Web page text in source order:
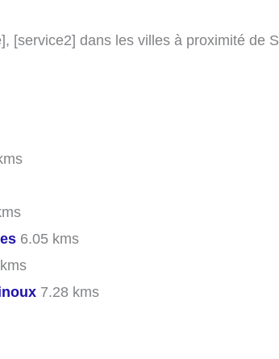
[service2] dans les villes à proximité de
6.05 kms
7.28 kms